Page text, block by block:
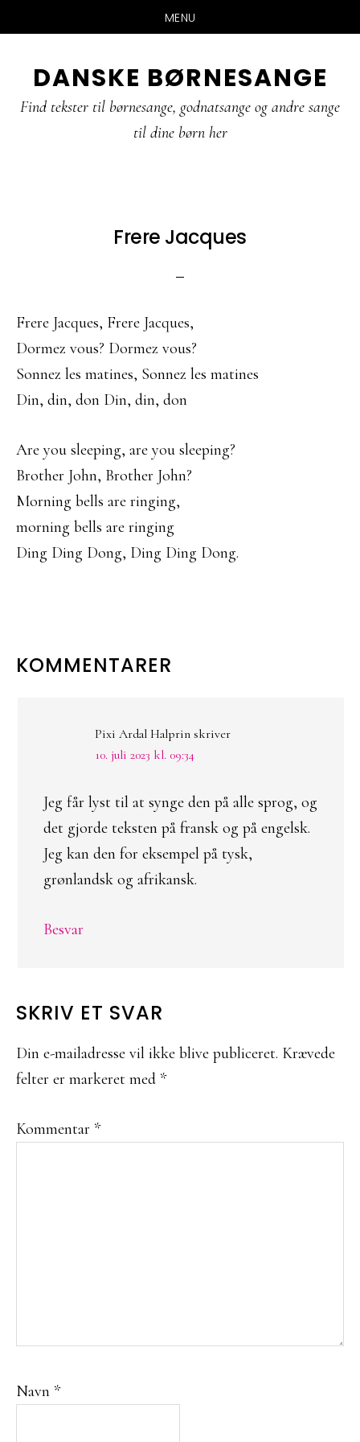
MENU
indhold
direkte
til
direkte
til
DANSKE BØRNESANGE
Find tekster til børnesange, godnatsange og andre sange
til dine børn her
Frere Jacques
Frere Jacques, Frere Jacques,
Dormez vous? Dormez vous?
Sonnez les matines, Sonnez les matines
Din, din, don Din, din, don
Are you sleeping, are you sleeping?
Brother John, Brother John?
Morning bells are ringing,
morning bells are ringing
Ding Ding Dong, Ding Ding Dong.
LÆSERINTERAKTIONER
KOMMENTARER
Pixi Ardal Halprin skriver
10. juli 2023 kl. 09:34
Jeg får lyst til at synge den på alle sprog, og
det gjorde teksten på fransk og på engelsk.
Jeg kan den for eksempel på tysk,
grønlandsk og afrikansk.
Besvar
SKRIV ET SVAR
Din e-mailadresse vil ikke blive publiceret. Krævede
felter er markeret med *
Kommentar *
Navn *